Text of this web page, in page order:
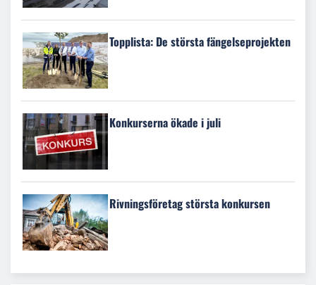
Topplista: De största fängelseprojekten
Konkurserna ökade i juli
Rivningsföretag största konkursen